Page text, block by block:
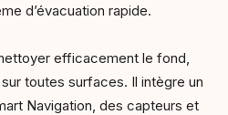
d’évacuation rapide.
efficacement le fond,
toutes surfaces. Il intègre un
Navigation, des capteurs et